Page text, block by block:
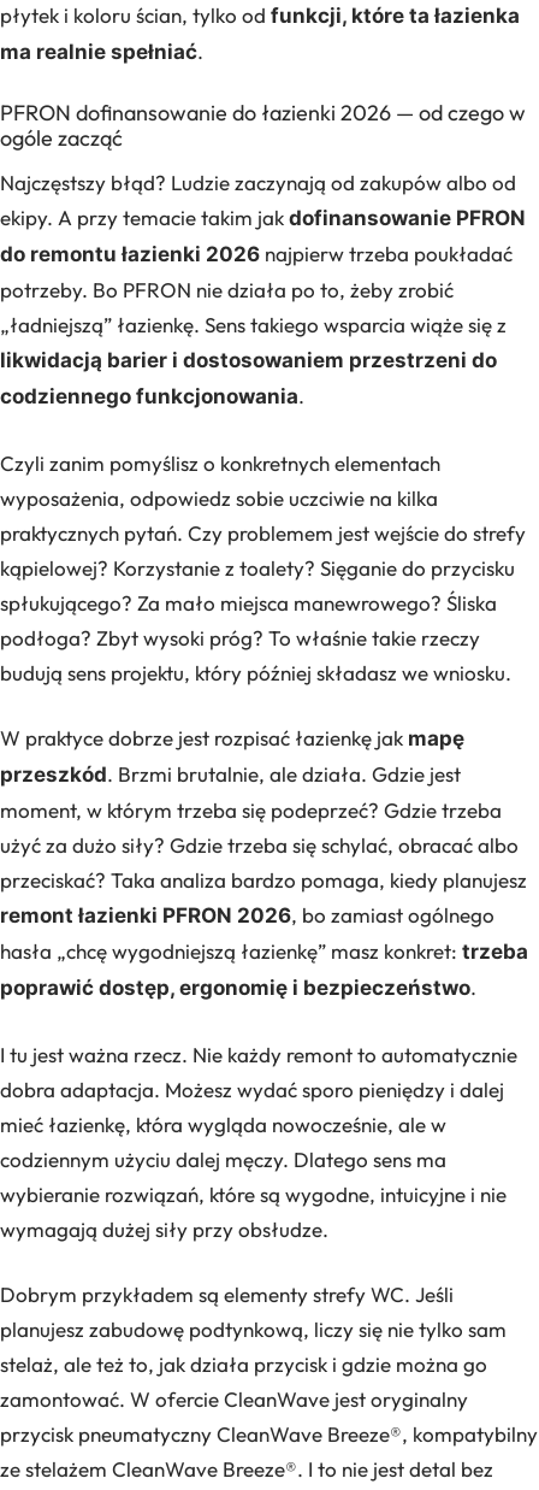
płytek i koloru ścian, tylko od funkcji, które ta łazienka
ma realnie spełniać.
PFRON dofinansowanie do łazienki 2026 — od czego w
ogóle zacząć
Najczęstszy błąd? Ludzie zaczynają od zakupów albo od
ekipy. A przy temacie takim jak dofinansowanie PFRON
do remontu łazienki 2026 najpierw trzeba poukładać
potrzeby. Bo PFRON nie działa po to, żeby zrobić
„ładniejszą” łazienkę. Sens takiego wsparcia wiąże się z
likwidacją barier i dostosowaniem przestrzeni do
codziennego funkcjonowania.
Czyli zanim pomyślisz o konkretnych elementach
wyposażenia, odpowiedz sobie uczciwie na kilka
praktycznych pytań. Czy problemem jest wejście do strefy
kąpielowej? Korzystanie z toalety? Sięganie do przycisku
spłukującego? Za mało miejsca manewrowego? Śliska
podłoga? Zbyt wysoki próg? To właśnie takie rzeczy
budują sens projektu, który później składasz we wniosku.
W praktyce dobrze jest rozpisać łazienkę jak mapę
przeszkód. Brzmi brutalnie, ale działa. Gdzie jest
moment, w którym trzeba się podeprzeć? Gdzie trzeba
użyć za dużo siły? Gdzie trzeba się schylać, obracać albo
przeciskać? Taka analiza bardzo pomaga, kiedy planujesz
remont łazienki PFRON 2026, bo zamiast ogólnego
hasła „chcę wygodniejszą łazienkę” masz konkret: trzeba
poprawić dostęp, ergonomię i bezpieczeństwo.
I tu jest ważna rzecz. Nie każdy remont to automatycznie
dobra adaptacja. Możesz wydać sporo pieniędzy i dalej
mieć łazienkę, która wygląda nowocześnie, ale w
codziennym użyciu dalej męczy. Dlatego sens ma
wybieranie rozwiązań, które są wygodne, intuicyjne i nie
wymagają dużej siły przy obsłudze.
Dobrym przykładem są elementy strefy WC. Jeśli
planujesz zabudowę podtynkową, liczy się nie tylko sam
stelaż, ale też to, jak działa przycisk i gdzie można go
zamontować. W ofercie CleanWave jest oryginalny
przycisk pneumatyczny CleanWave Breeze®, kompatybilny
ze stelażem CleanWave Breeze®. I to nie jest detal bez